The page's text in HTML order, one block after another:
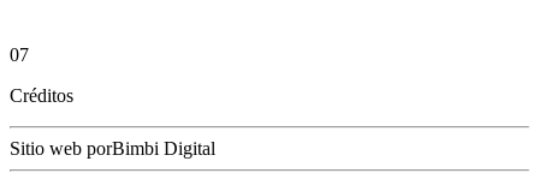
07
Créditos
Sitio web porBimbi Digital